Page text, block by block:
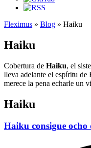
Fleximus » Blog » Haiku
Haiku
Cobertura de Haiku, el
lleva adelante el espíritu
merece la pena echarle un
Haiku
Haiku consigue ocho